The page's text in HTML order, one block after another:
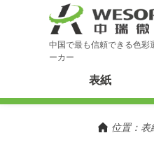
中国で最も信頼できる色彩
ーカー
表紙
位置： 表